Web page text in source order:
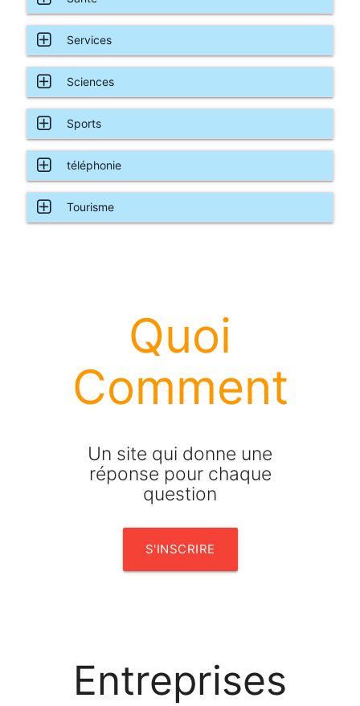
Services
Sciences
Sports
téléphonie
Tourisme
Quoi
Comment
Un site qui donne une
réponse pour chaque
question
S'INSCRIRE
Entreprises